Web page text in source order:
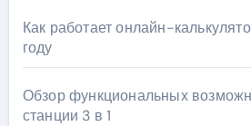
Как работает онлайн-
году
Обзор функциональных
станции 3 в 1